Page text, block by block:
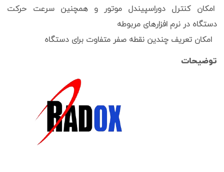
امکان کنترل دوراسپیندل موتور و همچنین سرعت حرکت
دستگاه در نرم افزارهای مربوطه
امکان تعریف چندین نقطه صفر متفاوت برای دستگاه
توضیحات